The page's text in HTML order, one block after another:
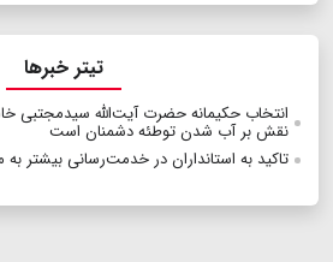
تیتر خبرها
انتخاب حکیمانه حضرت آیت‌الله سیدمجتبی
نقش بر آب شدن توطئه دشمنان است
تاکید به استانداران در خدمت‌رسانی بیشتر به